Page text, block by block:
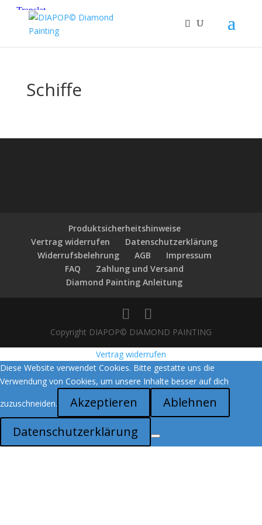
Schiffe
Produktsicherheitshinweise
Vertrag widerrufen
Datenschutzerklärung
Widerrufsbelehrung
AGB
Impressum
FAQ
Zahlung und Versand
Diamond Painting Anleitung
Copyright DIAPOP© DIAMOND PAINTING
Vertrag widerrufen
Diese Website verwendet Cookies. Bitte gestatte uns die
Verwendung von Cookies, um unsere Inhalte besser auf dich
zuzuschneiden.
Akzeptieren
Ablehnen
Datenschutzerklärung